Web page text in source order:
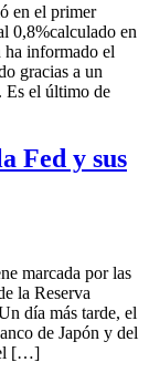
en el primer
0,8%calculado en
ha informado el
gracias a un
Es el último de
Fed y sus
marcada por las
la Reserva
día más tarde, el
de Japón y del
[…]